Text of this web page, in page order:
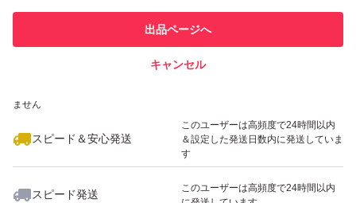
での取引実績があります
ません
スピード＆安心発送
このユーザーは高頻度で24時間以内
＆設定した発送日数内に発送していま
す
スピード発送
このユーザーは高頻度で24時間以内
出品ページへ
キャンセル